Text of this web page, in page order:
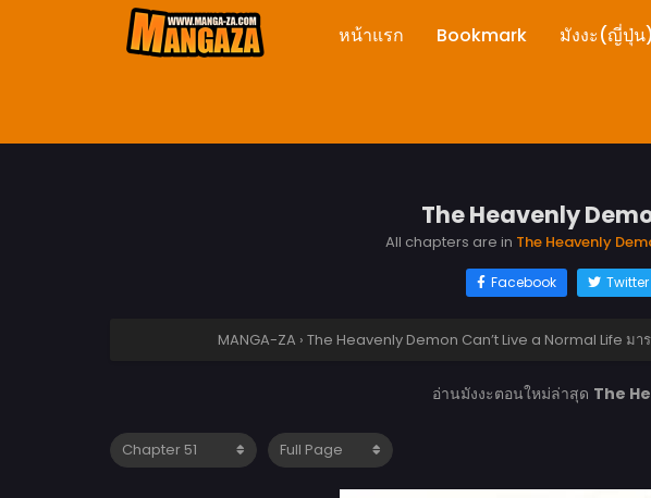
หน้าแรก Bookmark มังงะ(ญี่ปุ่น)
The Heavenly
All chapters are in The Heavenly
Facebook Twitter
MANGA-ZA › The Heavenly Demon Can’t Live a Normal Life ม
อ่านมังงะตอนใหม่ล่าสุด The